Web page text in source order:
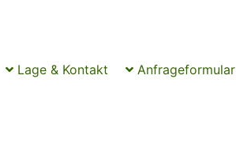
Lage & Kontakt Anfrageformular